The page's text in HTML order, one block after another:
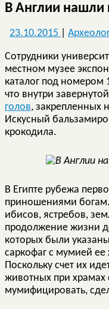
В Англии нашли
23.10.2015
Сотрудники
местном музее
каталог под
что внутри
голов, закрепленных
Искусный
крокодила.
В Египте рубежа
приношениями
ибисов, ястребов,
продолжение жизни
которых были
саркофаг с мумией
Поскольку счет их
животных при храмах
мумифицировать,